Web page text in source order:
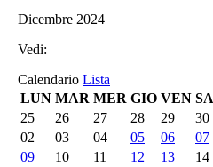
Dicembre 2024
Vedi:
Calendario Lista
LUN MAR MER GIO VEN
25
26 27 28 29 30
02
03 04 05 06 07
09
10 11 12 13 14